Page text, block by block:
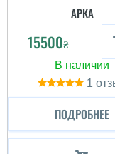
АРКА
15500₴
1
ПОДРОБНЕЕ